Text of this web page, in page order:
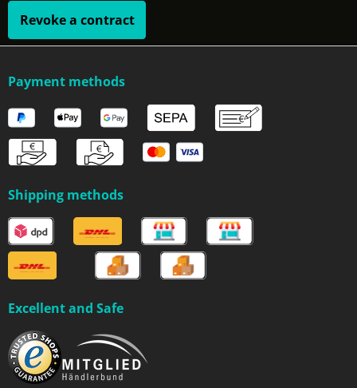
Revoke a contract
Payment methods
Shipping methods
Excellent and Safe